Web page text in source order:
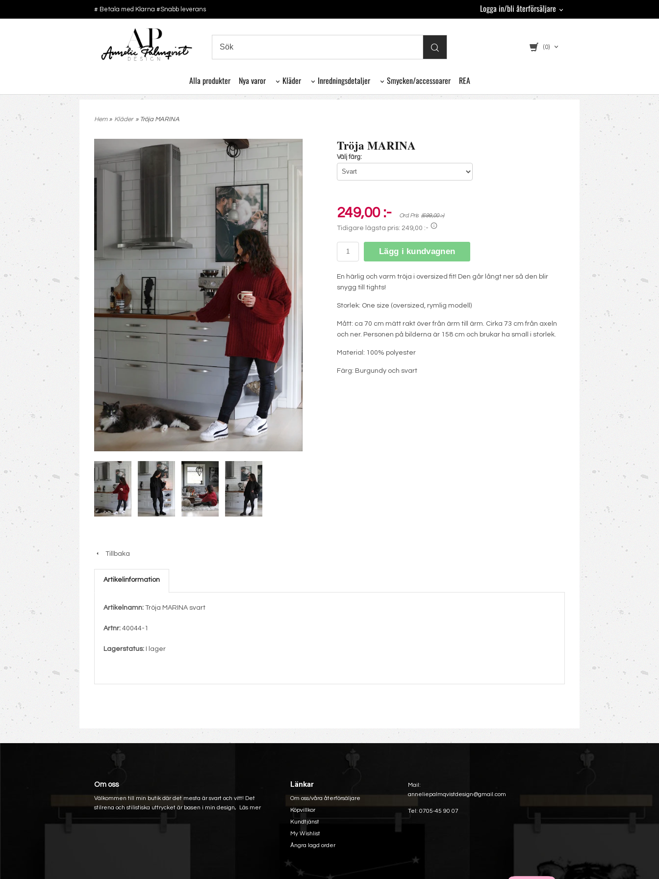
# Betala med Klarna #Snabb leverans Logga in/bli återförsäljare
(0)
Alla produkter Nya varor Kläder Inredningsdetaljer Smycken/accessoarer REA
Hem» Kläder » Tröja MARINA
Tröja MARINA
Välj färg:
249,00 :- Ord. Pris (699,00 :-)
Tidigare lägsta pris: 249,00 :-
Lägg i kundvagnen
En härlig och varm tröja i oversized fit! Den går långt ner så den blir
snygg till tights!
Storlek: One size (oversized, rymlig modell)
Mått: ca 70 cm mätt rakt över från ärm till ärm. Cirka 73 cm från axeln
och ner. Personen på bilderna är 158 cm och brukar ha small i storlek.
Material: 100% polyester
Färg: Burgundy och svart
Tillbaka
Artikelinformation
Artikelnamn: Tröja MARINA svart
Artnr: 40044-1
Lagerstatus: I lager
Om oss
Välkommen till min butik där det mesta är svart och vitt! Det
stilrena och stilistiska uttrycket är basen i min design, Läs mer
Länkar
Om oss/våra återförsäljare
Köpvillkor
Kundtjänst
My Wishlist
Ångra lagd order
Mail:
anneliepalmqvistdesign@gmail.com
Tel: 0705-45 90 07